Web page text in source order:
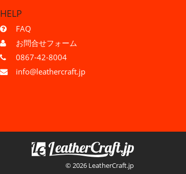
HELP
FAQ
お問合せフォーム
0867-42-8004
info@leathercraft.jp
© 2026 LeatherCraft.jp